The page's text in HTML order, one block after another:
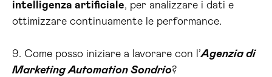
intelligenza artificiale, per analizzare i dati e
ottimizzare continuamente le performance.
9. Come posso iniziare a lavorare con l’Agenzia di
Marketing Automation Sondrio?